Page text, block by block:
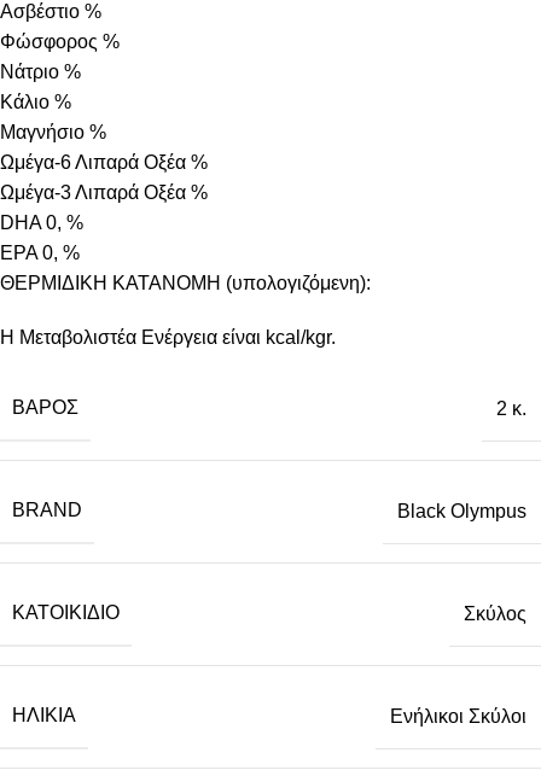
Ασβέστιο %
Φώσφορος %
Νάτριο %
Κάλιο %
Μαγνήσιο %
Ωμέγα-6 Λιπαρά Οξέα %
Ωμέγα-3 Λιπαρά Οξέα %
DHA 0, %
EPA 0, %
ΘΕΡΜΙΔΙΚΗ ΚΑΤΑΝΟΜΗ (υπολογιζόμενη):
Η Μεταβολιστέα Ενέργεια είναι kcal/kgr.
ΒΆΡΟΣ 2 κ.
BRAND Black Olympus
ΚΑΤΟΙΚΊΔΙΟ Σκύλος
ΗΛΙΚΊΑ Ενήλικοι Σκύλοι